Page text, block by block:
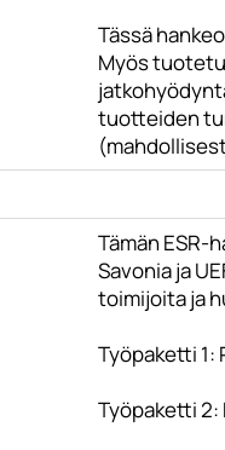
Tässä
Myös
tuotteiden
Tämän
Savonia ja
toimijoita ja
Työpaketti
Työpaketti